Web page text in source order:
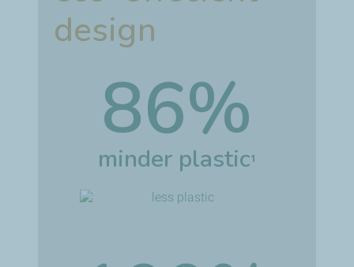
design
86%
minder plastic1